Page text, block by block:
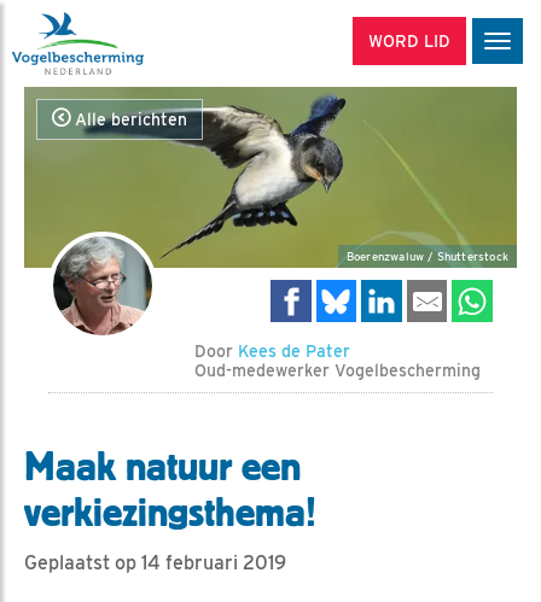
WORD LID
Alle berichten
Boerenzwaluw / Shutterstock
Door Kees de Pater
Oud-medewerker Vogelbescherming
Maak natuur een
verkiezingsthema!
Geplaatst op 14 februari 2019